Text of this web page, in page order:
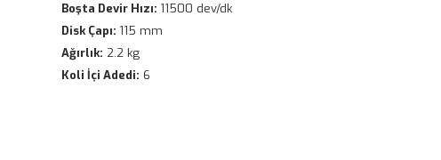
Boşta Devir Hızı: 11500 dev/dk
Disk Çapı: 115 mm
Ağırlık: 2.2 kg
Koli İçi Adedi: 6